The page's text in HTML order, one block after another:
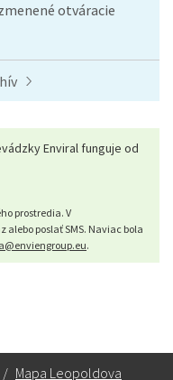
otváracie
Enviral funguje od
prostredia. V
poslať SMS. Naviac bola
.
/ Mapa Leopoldova